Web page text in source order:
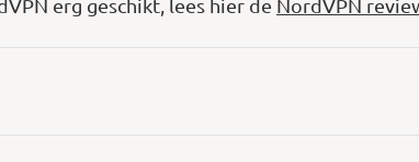
erg geschikt, lees hier de NordVPN